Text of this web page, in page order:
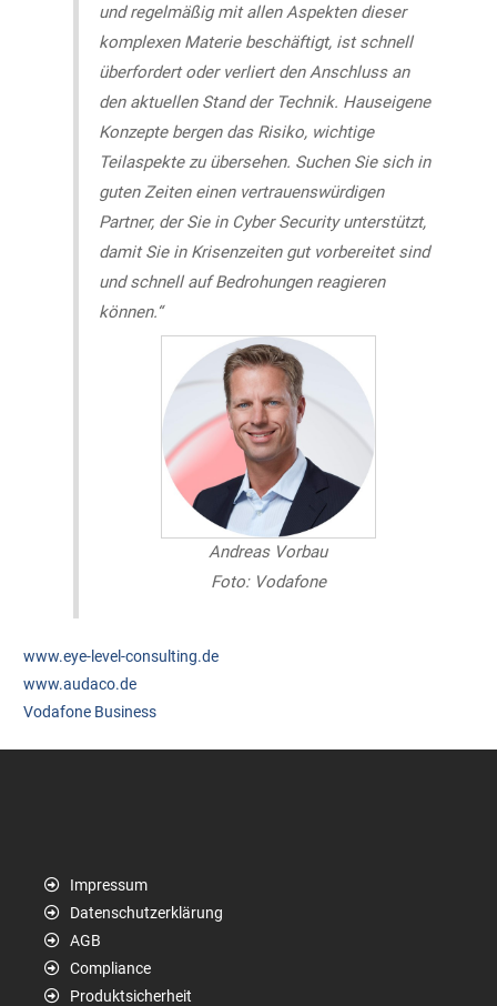
und regelmäßig mit allen Aspekten dieser
komplexen Materie beschäftigt, ist schnell
überfordert oder verliert den Anschluss an
den aktuellen Stand der Technik. Hauseigene
Konzepte bergen das Risiko, wichtige
Teilaspekte zu übersehen. Suchen Sie sich in
guten Zeiten einen vertrauenswürdigen
Partner, der Sie in Cyber Security unterstützt,
damit Sie in Krisenzeiten gut vorbereitet sind
und schnell auf Bedrohungen reagieren
können.“
Andreas Vorbau
Foto: Vodafone
www.eye-level-consulting.de
www.audaco.de
Vodafone Business
Impressum
Datenschutzerklärung
AGB
Compliance
Produktsicherheit